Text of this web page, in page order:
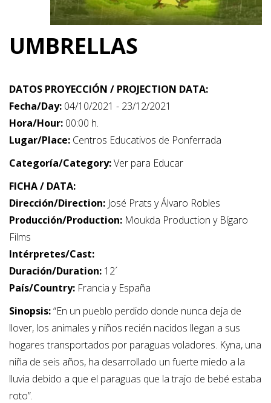
UMBRELLAS
DATOS PROYECCIÓN / PROJECTION DATA:
Fecha/Day: 04/10/2021 - 23/12/2021
Hora/Hour: 00:00 h.
Lugar/Place: Centros Educativos de Ponferrada
Categoría/Category:Ver para Educar
FICHA / DATA:
Dirección/Direction: José Prats y Álvaro Robles
Producción/Production: Moukda Production y Bígaro
Films
Intérpretes/Cast:
Duración/Duration: 12´
País/Country: Francia y España
Sinopsis:“En un pueblo perdido donde nunca deja de
llover, los animales y niños recién nacidos llegan a sus
hogares transportados por paraguas voladores. Kyna, una
niña de seis años, ha desarrollado un fuerte miedo a la
lluvia debido a que el paraguas que la trajo de bebé estaba
roto”.